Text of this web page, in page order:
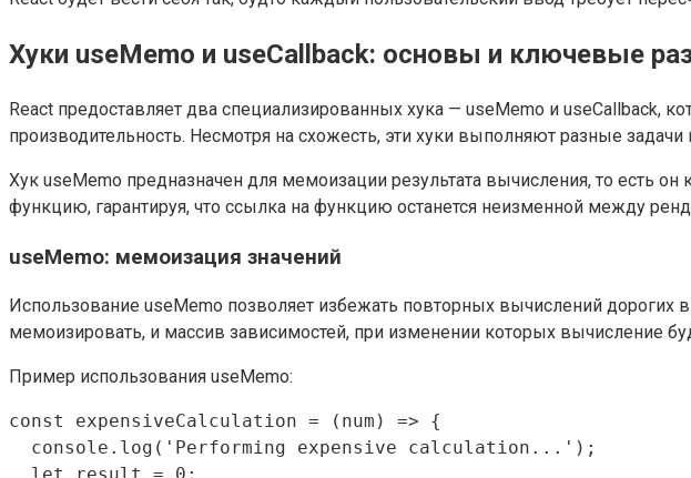
Хуки useMemo и useCallback: основы и ключевые
React предоставляет два специализированных хука — useMemo и
производительность. Несмотря на схожесть, эти хуки выполняют разные
Хук useMemo предназначен для мемоизации результата вычисления, то есть
функцию, гарантируя, что ссылка на функцию останется неизменной между
useMemo: мемоизация значений
Использование useMemo позволяет избежать повторных вычислений
мемоизировать, и массив зависимостей, при изменении которых вычисление
Пример использования useMemo:
const expensiveCalculation = (num) => {
  console.log('Performing expensive calculation...');